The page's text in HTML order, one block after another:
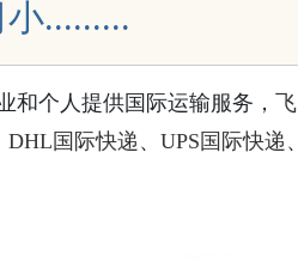
.........
和个人提供国际运输服务，
DHL国际快递 、 UPS国际快递